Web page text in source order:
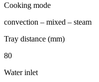
Cooking mode
convection – mixed – steam
Tray distance (mm)
80
Water inlet